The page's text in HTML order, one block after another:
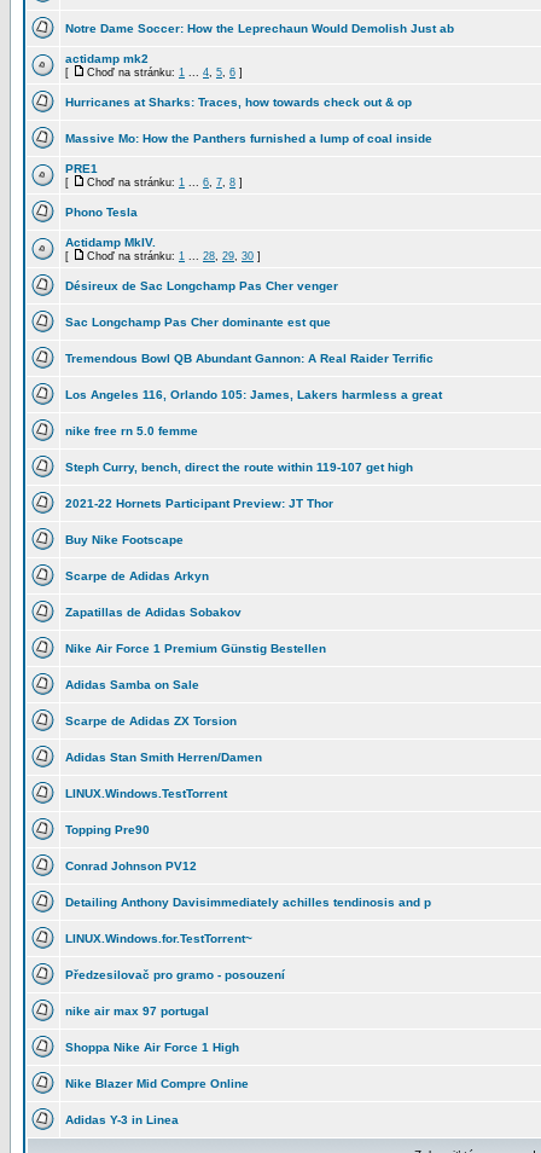
Notre Dame Soccer: How the Leprechaun Would Demolish Just ab
actidamp mk2
[ Choď na stránku: 1 ... 4, 5, 6 ]
Hurricanes at Sharks: Traces, how towards check out & op
Massive Mo: How the Panthers furnished a lump of coal inside
PRE1
[ Choď na stránku: 1 ... 6, 7, 8 ]
Phono Tesla
Actidamp MkIV.
[ Choď na stránku: 1 ... 28, 29, 30 ]
Désireux de Sac Longchamp Pas Cher venger
Sac Longchamp Pas Cher dominante est que
Tremendous Bowl QB Abundant Gannon: A Real Raider Terrific
Los Angeles 116, Orlando 105: James, Lakers harmless a great
nike free rn 5.0 femme
Steph Curry, bench, direct the route within 119-107 get high
2021-22 Hornets Participant Preview: JT Thor
Buy Nike Footscape
Scarpe de Adidas Arkyn
Zapatillas de Adidas Sobakov
Nike Air Force 1 Premium Günstig Bestellen
Adidas Samba on Sale
Scarpe de Adidas ZX Torsion
Adidas Stan Smith Herren/Damen
LINUX.Windows.TestTorrent
Topping Pre90
Conrad Johnson PV12
Detailing Anthony Davisimmediately achilles tendinosis and p
LINUX.Windows.for.TestTorrent~
Předzesilovač pro gramo - posouzení
nike air max 97 portugal
Shoppa Nike Air Force 1 High
Nike Blazer Mid Compre Online
Adidas Y-3 in Linea